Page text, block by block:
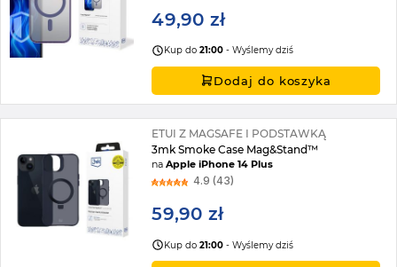
49,90 zł
Kup do21:00 - Wyślemy dziś
Dodaj do koszyka
ETUI Z MAGSAFE I PODSTAWKĄ
3mk Smoke Case Mag&Stand™
naApple iPhone 14 Plus
4.9 (43)
59,90 zł
Kup do21:00 - Wyślemy dziś